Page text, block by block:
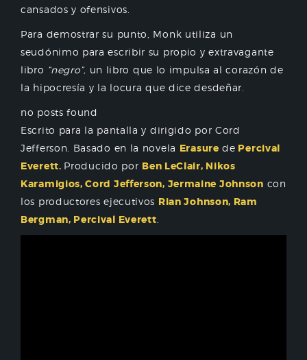
cansados y ofensivos.
Para demostrar su punto, Monk utiliza un
seudónimo para escribir su propio y extravagante
libro “negro”, un libro que lo impulsa al corazón de
la hipocresía y la locura que dice desdeñar.
no posts found
Escrito para la pantalla y dirigido por Cord
Jefferson. Basado en la novela Erasure de Percival
Everett. Producido por Ben LeClair, Nikos
Karamigios, Cord Jefferson, Jermaine Johnson con
los productores ejecutivos Rian Johnson, Ram
Bergman, Percival Everett